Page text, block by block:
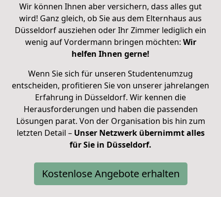
Wir können Ihnen aber versichern, dass alles gut
wird! Ganz gleich, ob Sie aus dem Elternhaus aus
Düsseldorf ausziehen oder Ihr Zimmer lediglich ein
wenig auf Vordermann bringen möchten: Wir
helfen Ihnen gerne!
Wenn Sie sich für unseren Studentenumzug
entscheiden, profitieren Sie von unserer jahrelangen
Erfahrung in Düsseldorf. Wir kennen die
Herausforderungen und haben die passenden
Lösungen parat. Von der Organisation bis hin zum
letzten Detail – Unser Netzwerk übernimmt alles
für Sie in Düsseldorf.
Kostenlose Angebote erhalten